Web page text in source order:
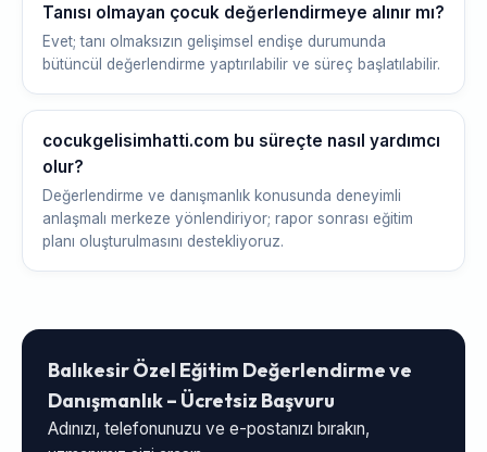
Tanısı olmayan çocuk değerlendirmeye alınır mı?
Evet; tanı olmaksızın gelişimsel endişe durumunda
bütüncül değerlendirme yaptırılabilir ve süreç başlatılabilir.
cocukgelisimhatti.com bu süreçte nasıl yardımcı
olur?
Değerlendirme ve danışmanlık konusunda deneyimli
anlaşmalı merkeze yönlendiriyor; rapor sonrası eğitim
planı oluşturulmasını destekliyoruz.
Balıkesir Özel Eğitim Değerlendirme ve
Danışmanlık – Ücretsiz Başvuru
Adınızı, telefonunuzu ve e-postanızı bırakın,